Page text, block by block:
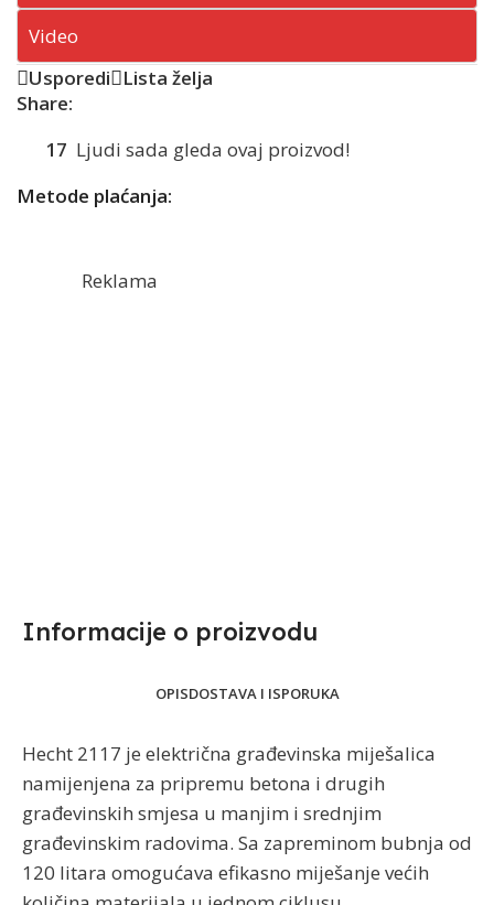
Video
Usporedi
Lista želja
Share:
17 Ljudi sada gleda ovaj proizvod!
Metode plaćanja:
Reklama
Informacije o proizvodu​
OPISDOSTAVA I ISPORUKA
Hecht 2117 je električna građevinska miješalica
namijenjena za pripremu betona i drugih
građevinskih smjesa u manjim i srednjim
građevinskim radovima. Sa zapreminom bubnja od
120 litara omogućava efikasno miješanje većih